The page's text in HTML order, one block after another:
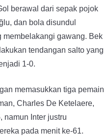
berawal dari sepak pojok
dan bola disundul
membelakangi gawang. Bek
tendangan salto yang
1-0.
memasukkan tiga pemain
Charles De Ketelaere,
namun Inter justru
pada menit ke-61.